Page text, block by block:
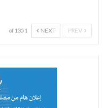
NEXT
1 of 135